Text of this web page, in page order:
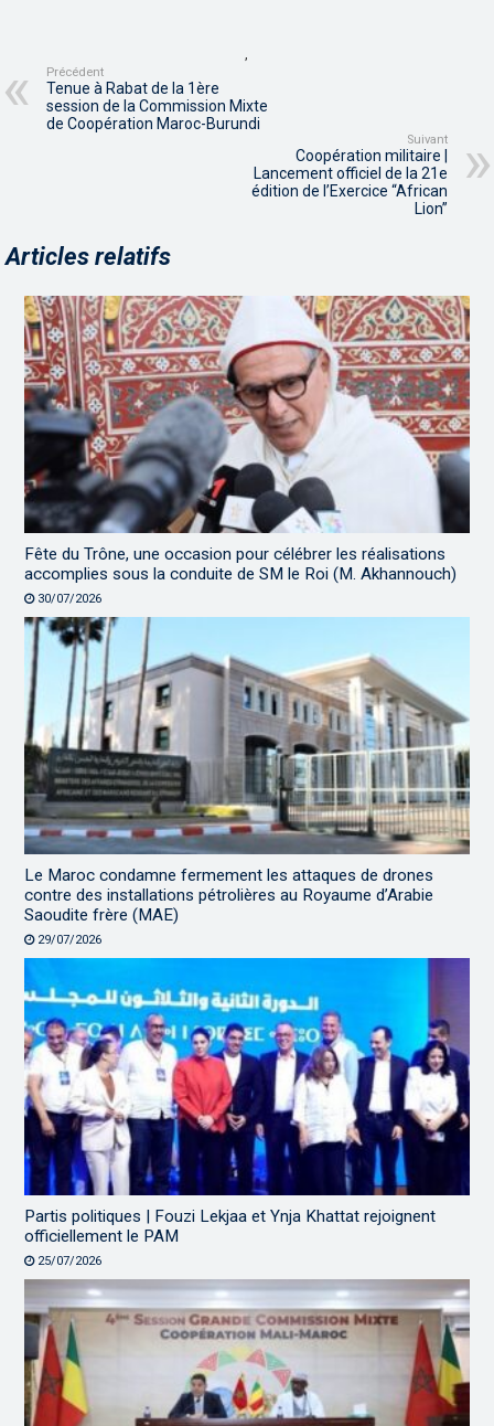
,
Précédent
Tenue à Rabat de la 1ère
session de la Commission Mixte
de Coopération Maroc-Burundi
Suivant
Coopération militaire |
Lancement officiel de la 21e
édition de l’Exercice “African
Lion”
Articles relatifs
Fête du Trône, une occasion pour célébrer les réalisations
accomplies sous la conduite de SM le Roi (M. Akhannouch)
30/07/2026
Le Maroc condamne fermement les attaques de drones
contre des installations pétrolières au Royaume d’Arabie
Saoudite frère (MAE)
29/07/2026
Partis politiques | Fouzi Lekjaa et Ynja Khattat rejoignent
officiellement le PAM
25/07/2026